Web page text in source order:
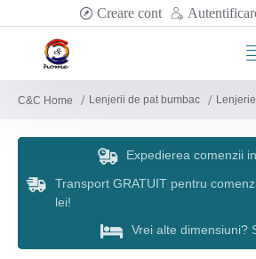
Creare cont
C&C Home Lenjerii de pat bumbac
Expedierea comenzii
Transport GRATUIT pentru
lei!
Vrei alte dimensiuni?